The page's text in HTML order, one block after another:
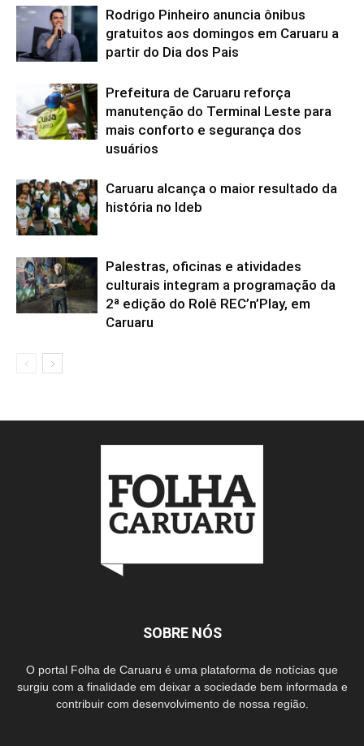
Rodrigo Pinheiro anuncia ônibus
gratuitos aos domingos em Caruaru a
partir do Dia dos Pais
Prefeitura de Caruaru reforça
manutenção do Terminal Leste para
mais conforto e segurança dos
usuários
Caruaru alcança o maior resultado da
história no Ideb
Palestras, oficinas e atividades
culturais integram a programação da
2ª edição do Rolê REC’n’Play, em
Caruaru
SOBRE NÓS
O portal Folha de Caruaru é uma plataforma de notícias que
surgiu com a finalidade em deixar a sociedade bem informada e
contribuir com desenvolvimento de nossa região.